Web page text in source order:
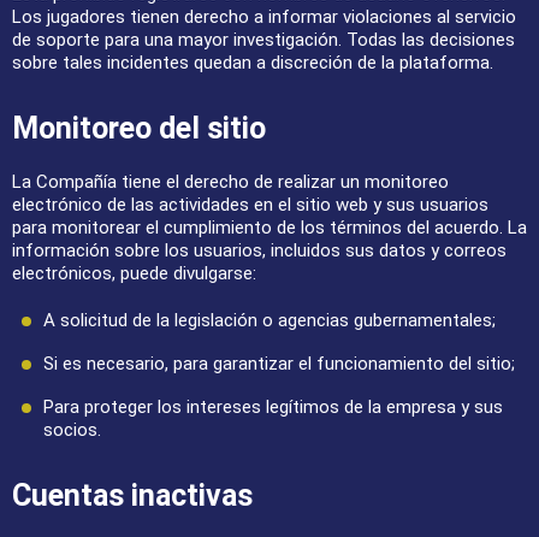
Los jugadores tienen derecho a informar violaciones al servicio
de soporte para una mayor investigación. Todas las decisiones
sobre tales incidentes quedan a discreción de la plataforma.
Monitoreo del sitio
La Compañía tiene el derecho de realizar un monitoreo
electrónico de las actividades en el sitio web y sus usuarios
para monitorear el cumplimiento de los términos del acuerdo. La
información sobre los usuarios, incluidos sus datos y correos
electrónicos, puede divulgarse:
A solicitud de la legislación o agencias gubernamentales;
Si es necesario, para garantizar el funcionamiento del sitio;
Para proteger los intereses legítimos de la empresa y sus
socios.
Cuentas inactivas